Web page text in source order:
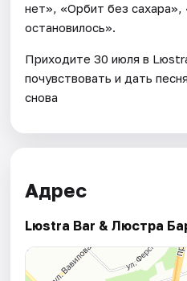
нет», «Орбит без
остановилось».
Приходите 30 июля в
почувствовать и дать
снова
Адрес
Lюstra Bar & Люстра